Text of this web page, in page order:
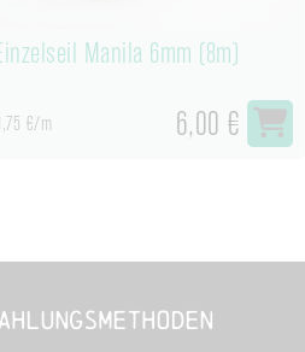
Manila 6mm (8m)
€/m 6,00 €